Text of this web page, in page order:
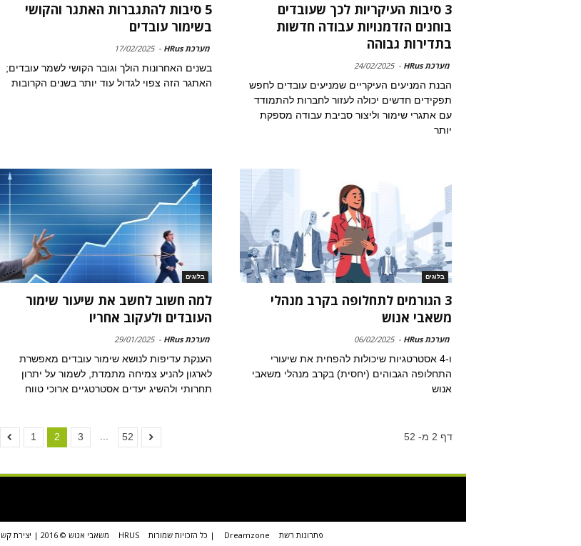
3 סיבות העיקריות לכך שעובדים
בוחנים הזדמנויות עבודה חדשות
בתדירות גבוהה
מערכת HRus -
24/02/2025
הבנת המניעים העיקריים שמניעים עובדים לחפש
תפקידים חדשים יכולה לעזור לחברות להתמודד
עם אתגרי שימור וליצור סביבת עבודה מספקת
יותר
5 סיבות להתגברות האתגר והקושי
בשימור עובדים
מערכת HRus -
17/02/2025
בשנים האחרונות הולך וגובר הקושי לשמר עובדים;
האתגר הזה צפוי לגדול עוד יותר בשנים הקרובות
בלוגים
3 הגורמים לתחלופה בקרב מנהלי
משאבי אנוש
מערכת HRus -
06/02/2025
ו-4 אסטרטגיות שיכולות להפחית את שיעורי
התחלופה הגבוהים (יחסית) בקרב מנהלי משאבי
אנוש
בלוגים
למה חשוב לחשב את שיעור שימור
העובדים ולעקוב אחריו
מערכת HRus -
29/01/2025
הענקת עדיפות לנושא שימור עובדים מאפשרת
לארגון להניע צמיחה מתמדת, לשמור על יתרון
תחרותי ולהשיג יעדים אסטרטגיים ארוכי טווח
1 2 3 52 דף 2 מ- 52
פתרונות רשת Dreamzone | כל הזכויות שמורות HRUS משאבי אנוש © 2016 | יצירת קשר: 0722-555-225 או news@hrus.co.il